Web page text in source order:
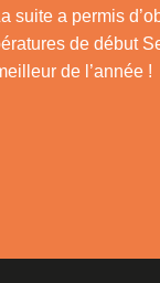
suite a permis
de début
de l’année !